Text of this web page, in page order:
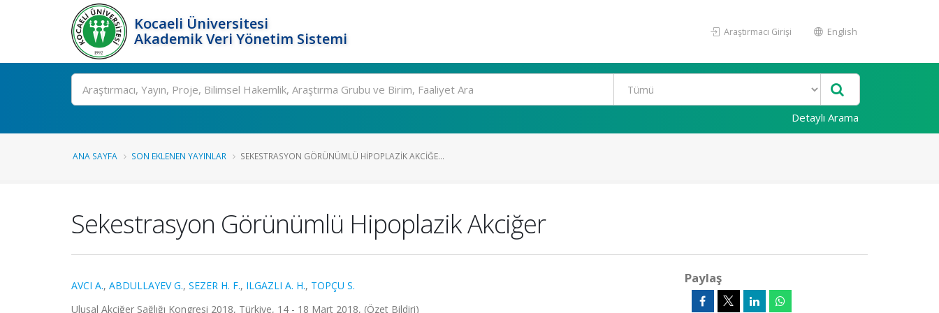
Kocaeli Üniversitesi
Akademik Veri Yönetim Sistemi
Araştırmacı Girişi English
Ara
Detaylı Arama
ANA SAYFA SON EKLENEN YAYINLAR SEKESTRASYON GÖRÜNÜMLÜ HIPOPLAZIK AKCIĞE...
Sekestrasyon Görünümlü Hipoplazik Akciğer
AVCI A., ABDULLAYEV G., SEZER H. F., ILGAZLI A. H., TOPÇU S.
Ulusal Akciğer Sağlığı Kongresi 2018, Türkiye, 14 - 18 Mart 2018, (Özet Bildiri)
Paylaş